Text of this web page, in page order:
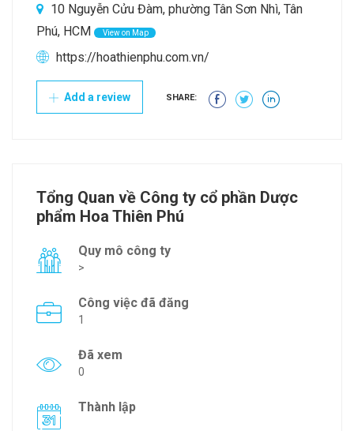
10 Nguyễn Cửu Đàm, phường Tân Sơn Nhì, Tân
Phú, HCM
View on Map
https://hoathienphu.com.vn/
Add a review SHARE:
Tổng Quan về Công ty cổ phần Dược
phẩm Hoa Thiên Phú
Quy mô công ty
>
Công việc đã đăng
1
Đã xem
0
Thành lập